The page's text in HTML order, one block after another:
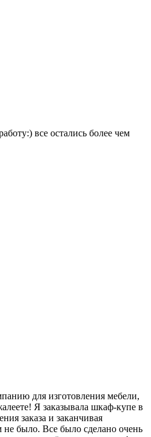
все остались более чем
для изготовления мебели,
Я заказывала шкаф-купе в
заказа и заканчивая
было. Все было сделано очень